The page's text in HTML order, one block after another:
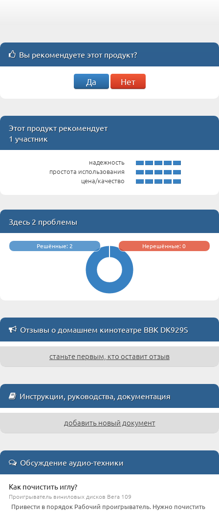
Вы рекомендуете этот продукт?
Да Нет
Этот продукт рекомендует
1 участник
надежность
простота использования
цена/качество
Здесь 2 проблемы
Решённые: 2 Нерешённые: 0
Отзывы о домашнем кинотеатре BBK DK929S
станьте первым, кто оставит отзыв
Инструкции, руководства, документация
добавить новый документ
Обсуждение аудио-техники
Как почистить иглу?
Проигрыватель виниловых дисков Вега 109
Привести в порядок Рабочий проигрыватель. Нужно почистить